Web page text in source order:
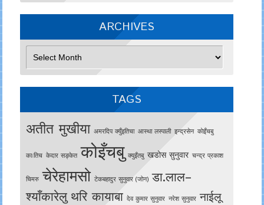
ARCHIVES
TAGS
अतीत मुखीया अमरदिप क्युँइतिचा आस्था लस्पाली इन्द्रसेन काेइँचबु
काःतिच केदार सङ्केत कोइँचबु क्युइँतबु खडोस सुनुवार चन्द्र प्रकाश
चिमरु चेरेहामसो टेकबहादुर सुनुवार (जोन) डा.लाल–
श्याँकारेलु थरि कायाबा देव कुमार सुनुवार नरेश सुनुवार नाईलू